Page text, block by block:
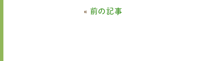
« 前の記事